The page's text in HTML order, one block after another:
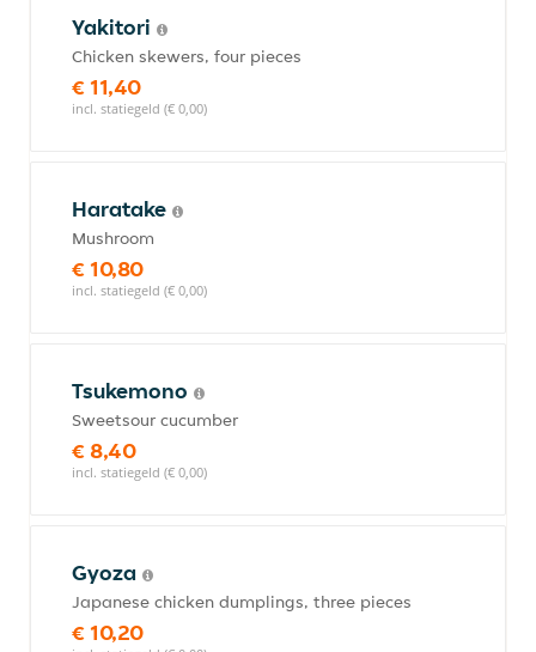
Yakitori
Chicken skewers, four pieces
€ 11,40
incl. statiegeld (€ 0,00)
Haratake
Mushroom
€ 10,80
incl. statiegeld (€ 0,00)
Tsukemono
Sweetsour cucumber
€ 8,40
incl. statiegeld (€ 0,00)
Gyoza
Japanese chicken dumplings, three pieces
€ 10,20